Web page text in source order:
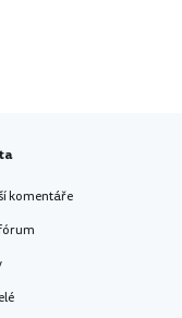
komentáře